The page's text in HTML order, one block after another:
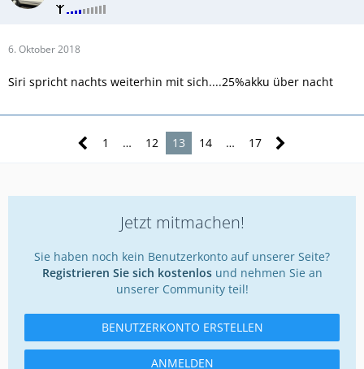
6. Oktober 2018
Siri spricht nachts weiterhin mit sich....25%akku über nacht
1 … 12 13 14 … 17
Jetzt mitmachen!
Sie haben noch kein Benutzerkonto auf unserer Seite?
Registrieren Sie sich kostenlosund nehmen Sie an
unserer Community teil!
BENUTZERKONTO ERSTELLEN
ANMELDEN